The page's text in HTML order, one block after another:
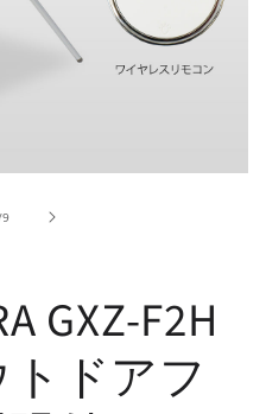
の
9
GXZ-F2H
ドアフ